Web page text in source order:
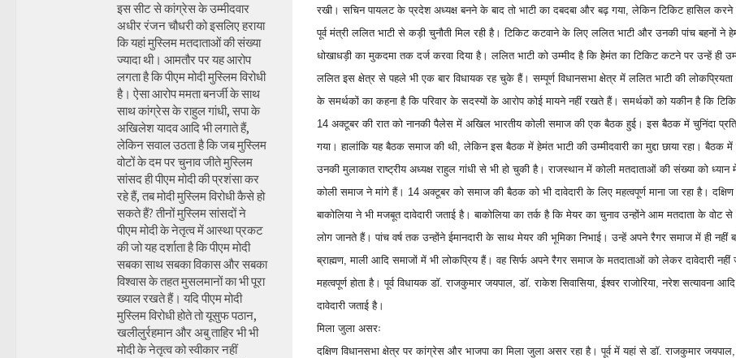
रखी। सचिन पायलट के प्रदेश अध्यक्ष बनने के बाद तो भाटी का दबदबा और बढ़ गया, लेकिन टिकिट हासिल
पूर्व मंत्री ललित भाटी से कड़ी चुनौती मिल रही है। टिकिट कटवाने के लिए ललित भाटी और उनकी पांच बहनों ने
धोखाधड़ी का मुकदमा तक दर्ज करवा दिया है। ललित भाटी को उम्मीद है कि हेेमंत का टिकिट कटने पर उन्हें ही
ललित इस क्षेत्र से पहले भी एक बार विधायक रह चुके हैं। सम्पूर्ण विधानसभा क्षेत्र में ललित भाटी की
के समर्थकों का कहना है कि परिवार के सदस्यों के आरोप कोई मायने नहीं रखते हैं। समर्थकों को यकीन है कि
14 अक्टूबर की रात को नानकी पैलेस में अखिल भारतीय कोली समाज की एक बैठक हुई। इस बैठक में चुनिंदा
गया। हालांकि यह बैठक समाज की थी, लेकिन इस बैठक में हेमंत भाटी की उम्मीदवारी का मुद्दा छाया रहा। बैठक में
उनकी मुलाकात राष्ट्रीय अध्यक्ष राहुल गांधी से भी हो चुकी है। राजस्थान में कोली मतदाताओं की संख्या को
कोली समाज ने मांगे हैं। 14 अक्टूबर को समाज की बैठक को भी दावेदारी के लिए महत्वपूर्ण माना जा रहा है।
बाकोलिया ने भी मजबूत दावेदारी जताई है। बाकोलिया का तर्क है कि मेयर का चुनाव उन्होंने आम मतदाता के वोट
लोग जानते हैं। पांच वर्ष तक उन्होंने ईमानदारी के साथ मेयर की भूमिका निभाई। उन्हें अपने रैगर समाज में ही नहीं
ब्राह्मण, माली आदि समाजों में भी लोकप्रिय हैं। वह सिर्फ अपने रैगर समाज के मतदाताओं को लेकर दावेदारी
महत्वपूर्ण होता है। पूर्व विधायक डाॅ. राजकुमार जयपाल, डाॅ. राकेश सिवासिया, ईश्वर राजोरिया, नरेश सत्यावना
दावेदारी जताई है।
मिला जुला असरः
दक्षिण विधानसभा क्षेत्र पर कांग्रेस और भाजपा का मिला जुला असर रहा है। पूर्व में यहां से डाॅ. राजकुमार
इस सीट से कांग्रेस के उम्मीदवार
अधीर रंजन चौधरी को इसलिए हराया
कि यहां मुस्लिम मतदाताओं की संख्या
ज्यादा थी। आमतौर पर यह आरोप
लगता है कि पीएम मोदी मुस्लिम विरोधी
है। ऐसा आरोप ममता बनर्जी के साथ
साथ कांग्रेस के राहुल गांधी, सपा के
अखिलेश यादव आदि भी लगाते हैं,
लेकिन सवाल उठता है कि जब मुस्लिम
वोटों के दम पर चुनाव जीते मुस्लिम
सांसद ही पीएम मोदी की प्रशंसा कर
रहे हैं, तब मोदी मुस्लिम विरोधी कैसे हो
सकते हैं? तीनों मुस्लिम सांसदों ने
पीएम मोदी के नेतृत्व में आस्था प्रकट
की जो यह दर्शाता है कि पीएम मोदी
सबका साथ सबका विकास और सबका
विश्वास के तहत मुसलमानों का भी पूरा
ख्याल रखते हैं। यदि पीएम मोदी
मुस्लिम विरोधी होते तो यूसुफ पठान,
खलीलुर्रहमान और अबु ताहिर भी भी
मोदी के नेतृत्व को स्वीकार नहीं